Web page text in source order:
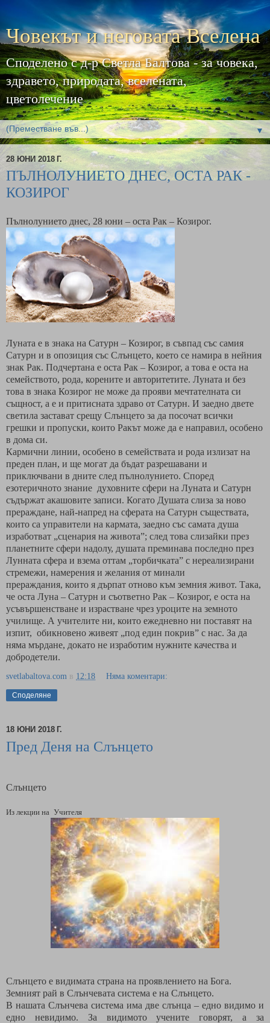
Човекът и неговата Вселена
Споделено с д-р Светла Балтова - за човека,
здравето, природата, вселената,
цветолечение
▼
28 ЮНИ 2018 Г.
ПЪЛНОЛУНИЕТО ДНЕС, ОСТА РАК -
КОЗИРОГ
Пълнолунието днес, 28 юни – оста Рак – Козирог.
Луната е в знака на Сатурн – Козирог, в съвпад със самия
Сатурн и в опозиция със Слънцето, което се намира в нейния
знак Рак. Подчертана е оста Рак – Козирог, а това е оста на
семейството, рода, корените и авторитетите. Луната и без
това в знака Козирог не може да прояви мечтателната си
същност, а е и притисната здраво от Сатурн. И заедно двете
светила застават срещу Слънцето за да посочат всички
грешки и пропуски, които Ракът може да е направил, особено
в дома си.
Кармични линии, особено в семействата и рода излизат на
преден план, и ще могат да бъдат разрешавани и
приключвани в дните след пълнолунието. Според
езотеричното знание духовните сфери на Луната и Сатурн
съдържат акашовите записи. Когато Душата слиза за ново
прераждане, най-напред на сферата на Сатурн съществата,
които са управители на кармата, заедно със самата душа
изработват „сценария на живота”; след това слизайки през
планетните сфери надолу, душата преминава последно през
Лунната сфера и взема оттам „торбичката” с нереализирани
стремежи, намерения и желания от минали
прераждания, които я дърпат отново към земния живот. Така,
че оста Луна – Сатурн и съответно Рак – Козирог, е оста на
усъвършенстване и израстване чрез уроците на земното
училище. А учителите ни, които ежедневно ни поставят на
изпит, обикновено живеят „под един покрив” с нас. За да
няма мърдане, докато не изработим нужните качества и
добродетели.
svetlabaltova.com в 12:18 Няма коментари:
Споделяне
18 ЮНИ 2018 Г.
Пред Деня на Слънцето
Слънцето
Из лекции на Учителя
Слънцето е видимата страна на проявлението на Бога.
Земният рай в Слънчевата система е на Слънцето.
В нашата Слънчева система има две слънца – едно видимо и
едно невидимо. За видимото учените говорят, а за